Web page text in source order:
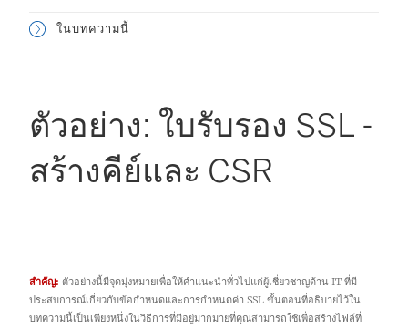
ในบทความนี้
ตัวอย่าง: ใบรับรอง SSL -
สร้างคีย์และ CSR
สำคัญ: ตัวอย่างนี้มีจุดมุ่งหมายเพื่อให้คำแนะนำทั่วไปแก่ผู้เชี่ยวชาญด้าน IT ที่มี
ประสบการณ์เกี่ยวกับข้อกำหนดและการกำหนดค่า SSL ขั้นตอนที่อธิบายไว้ใน
บทความนี้เป็นเพียงหนึ่งในวิธีการที่มีอยู่มากมายที่คุณสามารถใช้เพื่อสร้างไฟล์ที่